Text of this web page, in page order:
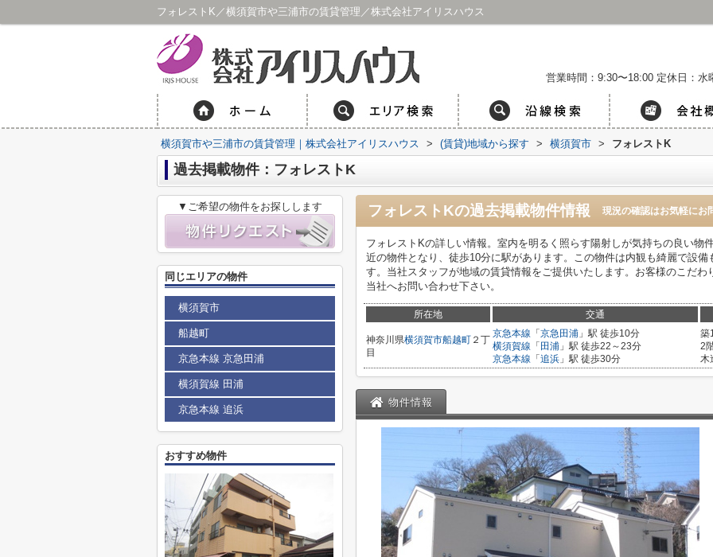
フォレストK／横須賀市や三浦市の賃貸管理／株式会社アイリスハウス
営業時間：9:30〜18:00 定休日：水
横須賀市や三浦市の賃貸管理｜株式会社アイリスハウス > (賃貸)地域から探す > 横須賀市 > フォレストK
過去掲載物件：フォレストK
フォレストKの過去掲載物件情報 現況の確認はお気軽にお
フォレストKの詳しい情報。室内を明るく照らす陽射しが気持ちの良い物
近の物件となり、徒歩10分に駅があります。この物件は内観も綺麗で設
す。当社スタッフが地域の賃貸情報をご提供いたします。お客様のこだ
当社へお問い合わせ下さい。
所在地 交通
神奈川県横須賀市船越町 ２丁
目
京急本線 「 京急田浦 」駅 徒歩10分
横須賀線 「 田浦 」駅 徒歩22～23分
京急本線 「 追浜 」駅 徒歩30分
築
2
木
物件情報
▼ご希望の物件をお探しします
同じエリアの物件
横須賀市
船越町
京急本線 京急田浦
横須賀線 田浦
京急本線 追浜
おすすめ物件